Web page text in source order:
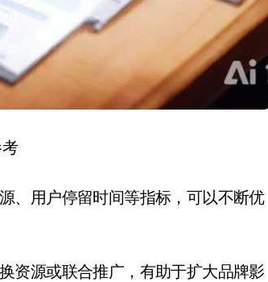
、用户停留时间等指标，可以不断优
资源或联合推广，有助于扩大品牌影